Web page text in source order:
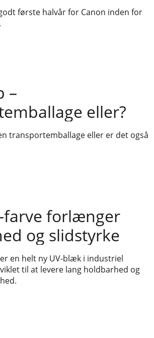
første halvår for Canon inden for
–
eller?
transportemballage eller er det også
farve forlænger
og slidstyrke
en helt ny UV-blæk i industriel
til at levere lang holdbarhed og